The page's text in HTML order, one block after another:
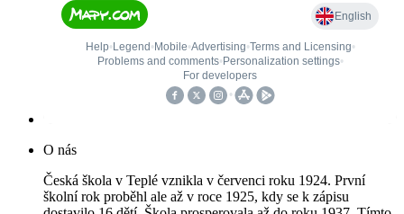
O nás
Česká škola v Teplé vznikla v červenci roku 1924. První
školní rok proběhl ale až v roce 1925, kdy se k zápisu